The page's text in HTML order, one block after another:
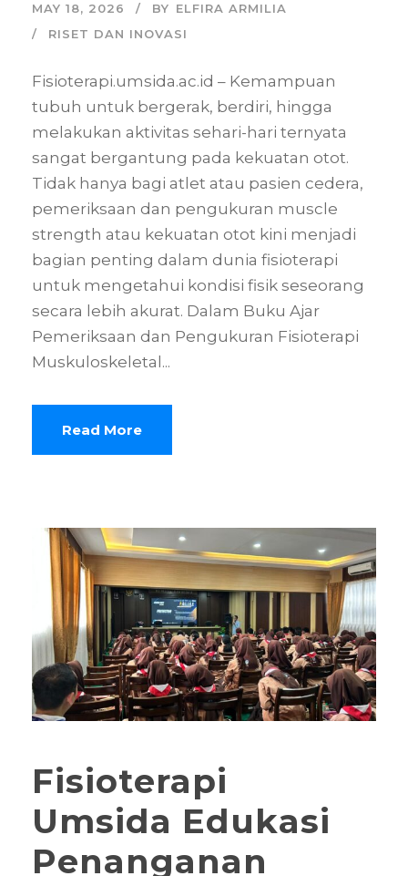
MAY 18, 2026 BY ELFIRA ARMILIA
RISET DAN INOVASI
Fisioterapi.umsida.ac.id – Kemampuan
tubuh untuk bergerak, berdiri, hingga
melakukan aktivitas sehari-hari ternyata
sangat bergantung pada kekuatan otot.
Tidak hanya bagi atlet atau pasien cedera,
pemeriksaan dan pengukuran muscle
strength atau kekuatan otot kini menjadi
bagian penting dalam dunia fisioterapi
untuk mengetahui kondisi fisik seseorang
secara lebih akurat. Dalam Buku Ajar
Pemeriksaan dan Pengukuran Fisioterapi
Muskuloskeletal...
Read More
Fisioterapi
Umsida Edukasi
Penanganan